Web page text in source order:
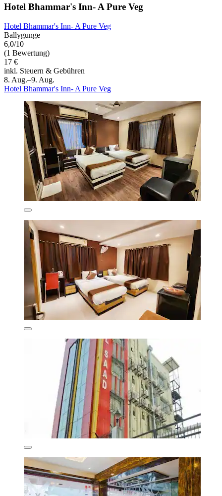
Hotel Bhammar's Inn- A Pure Veg
Hotel Bhammar's Inn- A Pure Veg
Ballygunge
6,0/10
(1 Bewertung)
17 €
inkl. Steuern & Gebühren
8. Aug.–9. Aug.
Hotel Bhammar's Inn- A Pure Veg